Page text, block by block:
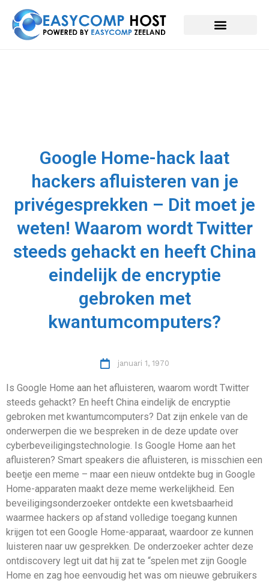
Google Home-hack laat
hackers afluisteren van je
privégesprekken – Dit moet je
weten! Waarom wordt Twitter
steeds gehackt en heeft China
eindelijk de encryptie
gebroken met
kwantumcomputers?
januari 1, 1970
Is Google Home aan het afluisteren, waarom wordt Twitter
steeds gehackt? En heeft China eindelijk de encryptie
gebroken met kwantumcomputers? Dat zijn enkele van de
onderwerpen die we bespreken in de deze update over
cyberbeveiligingstechnologie. Is Google Home aan het
afluisteren? Smart speakers die afluisteren, is misschien een
beetje een meme – maar een nieuw ontdekte bug in Google
Home-apparaten maakt deze meme werkelijkheid. Een
beveiligingsonderzoeker ontdekte een kwetsbaarheid
waarmee hackers op afstand volledige toegang kunnen
krijgen tot een Google Home-apparaat, waardoor ze kunnen
luisteren naar uw gesprekken. De onderzoeker achter deze
ontdiscovery legt uit dat hij zat te “spelen met zijn Google
Home en zag hoe eenvoudig het was om nieuwe gebruikers